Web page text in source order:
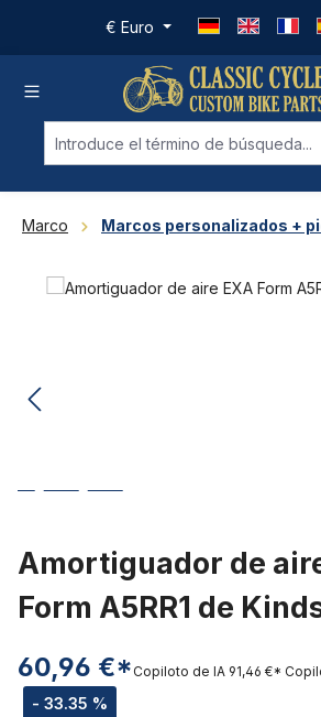
Saltar al contenido principal
€ Euro
Marco Marcos personalizados +
Omitir galería de imágenes
Amortiguador de
Form A5RR1 de
60,96 €*
- 33.35 %
Copiloto de IA 91,46 €*